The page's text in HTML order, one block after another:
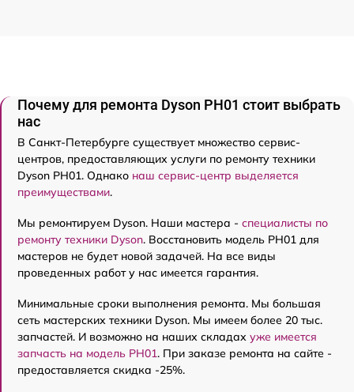
Почему для ремонта Dyson PH01 стоит выбрать
нас
В Санкт-Петербурге существует множество сервис-
центров, предоставляющих услуги по ремонту техники
Dyson PH01. Однако наш сервис-центр выделяется
преимуществами.
Мы ремонтируем Dyson. Наши мастера - специалисты по
ремонту техники Dyson. Восстановить модель PH01 для
мастеров не будет новой задачей. На все виды
проведенных работ у нас имеется гарантия.
Минимальные сроки выполнения ремонта. Мы большая
сеть мастерских техники Dyson. Мы имеем более 20 тыс.
запчастей. И возможно на наших складах уже имеется
запчасть на модель PH01. При заказе ремонта на сайте -
предоставляется скидка -25%.